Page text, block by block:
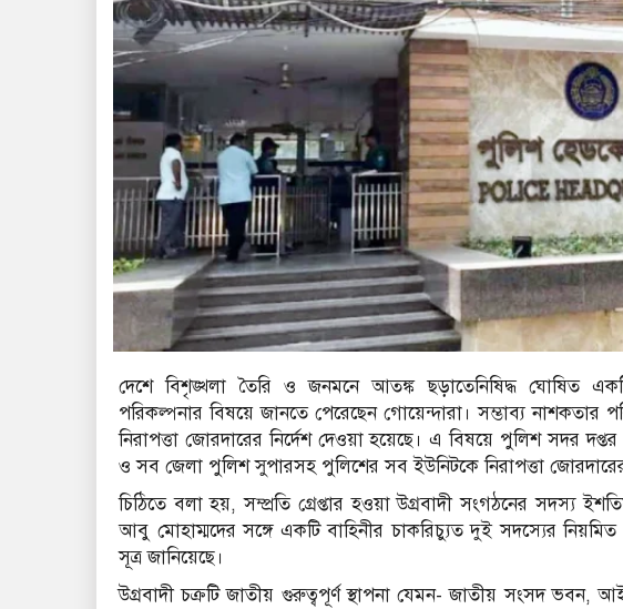
দেশে বিশৃঙ্খলা তৈরি ও জনমনে আতঙ্ক ছড়াতেনিষিদ্ধ ঘোষিত
পরিকল্পনার বিষয়ে জানতে পেরেছেন গোয়েন্দারা। সম্ভাব্য নাশকতার
নিরাপত্তা জোরদারের নির্দেশ দেওয়া হয়েছে। এ বিষয়ে পুলিশ সদর
ও সব জেলা পুলিশ সুপারসহ পুলিশের সব ইউনিটকে নিরাপত্তা জোরদারের
চিঠিতে বলা হয়, সম্প্রতি গ্রেপ্তার হওয়া উগ্রবাদী সংগঠনের সদস্য
আবু মোহাম্মদের সঙ্গে একটি বাহিনীর চাকরিচ্যুত দুই সদস্যের
সূত্র জানিয়েছে।
উগ্রবাদী চক্রটি জাতীয় গুরুত্বপূর্ণ স্থাপনা যেমন- জাতীয় সংসদ ভবন,